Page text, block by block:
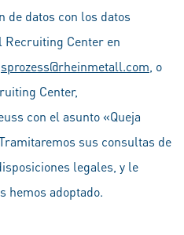
de datos con los datos
Recruiting Center en
, o
Center,
con el asunto «Queja
sus consultas de
legales, y le
hemos adoptado.